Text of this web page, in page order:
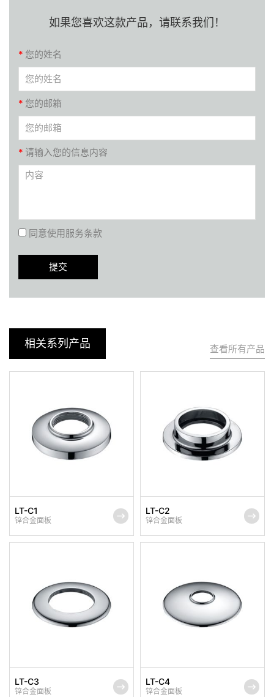
如果您喜欢这款产品，请联系我们！
* 您的姓名
* 您的邮箱
* 请输入您的信息内容
同意使用服务条款
相关系列产品 查看所有产品
LT-C1
锌合金面板
LT-C2
锌合金面板
LT-C3
锌合金面板
LT-C4
锌合金面板